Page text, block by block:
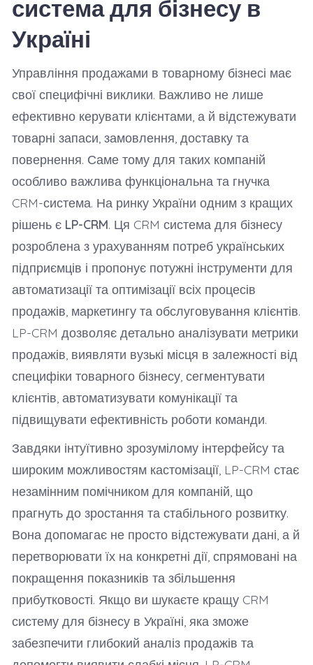
система для бізнесу в
Україні
Управління продажами в товарному бізнесі має
свої специфічні виклики. Важливо не лише
ефективно керувати клієнтами, а й відстежувати
товарні запаси, замовлення, доставку та
повернення. Саме тому для таких компаній
особливо важлива функціональна та гнучка
CRM-система. На ринку України одним з кращих
рішень є LP-CRM. Ця CRM система для бізнесу
розроблена з урахуванням потреб українських
підприємців і пропонує потужні інструменти для
автоматизації та оптимізації всіх процесів
продажів, маркетингу та обслуговування клієнтів.
LP-CRM дозволяє детально аналізувати метрики
продажів, виявляти вузькі місця в залежності від
специфіки товарного бізнесу, сегментувати
клієнтів, автоматизувати комунікації та
підвищувати ефективність роботи команди.
Завдяки інтуїтивно зрозумілому інтерфейсу та
широким можливостям кастомізації, LP-CRM стає
незамінним помічником для компаній, що
прагнуть до зростання та стабільного розвитку.
Вона допомагає не просто відстежувати дані, а й
перетворювати їх на конкретні дії, спрямовані на
покращення показників та збільшення
прибутковості. Якщо ви шукаєте кращу CRM
систему для бізнесу в Україні, яка зможе
забезпечити глибокий аналіз продажів та